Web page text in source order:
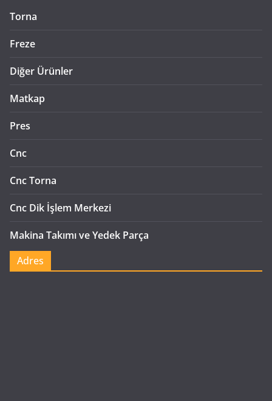
Torna
Freze
Diğer Ürünler
Matkap
Pres
Cnc
Cnc Torna
Cnc Dik İşlem Merkezi
Makina Takımı ve Yedek Parça
Adres